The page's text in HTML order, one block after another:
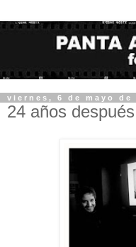
viernes, 6 de mayo de
24 años después